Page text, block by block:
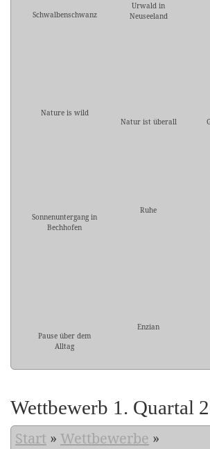
Schwalbenschwanz
Urwald in
Neuseeland
Nature is wild
Natur ist überall
Sonnenuntergang in
Bechhofen
Ruhe
Pause über dem
Alltag
Enzian
Wettbewerb 1. Quartal
Start » Wettbewerbe »